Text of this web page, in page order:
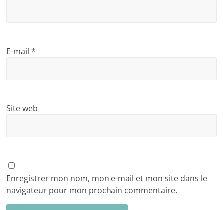
E-mail*
Site web
Enregistrer mon nom, mon e-mail et mon site dans le
navigateur pour mon prochain commentaire.